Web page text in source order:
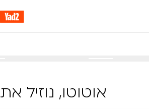
אוטוטו, נוזיל את